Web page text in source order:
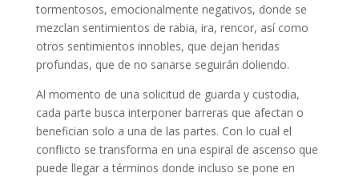
tormentosos, emocionalmente negativos, donde se
mezclan sentimientos de rabia, ira, rencor, así como
otros sentimientos innobles, que dejan heridas
profundas, que de no sanarse seguirán doliendo.
Al momento de una solicitud de guarda y custodia,
cada parte busca interponer barreras que afectan o
benefician solo a una de las partes. Con lo cual el
conflicto se transforma en una espiral de ascenso que
puede llegar a términos donde incluso se pone en